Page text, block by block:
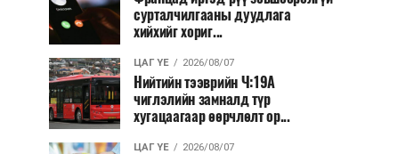
сурталчилгааны дуудлага
хийхийг хориг...
ЦАГ ҮЕ 2026/08/07
Нийтийн тээврийн Ч:19А
чиглэлийн замналд түр
хугацаагаар өөрчлөлт ор...
ЦАГ ҮЕ 2026/08/07